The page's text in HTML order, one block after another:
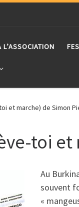
L’ASSOCIATION
et marche) de Simon
toi
Au
souvent
«